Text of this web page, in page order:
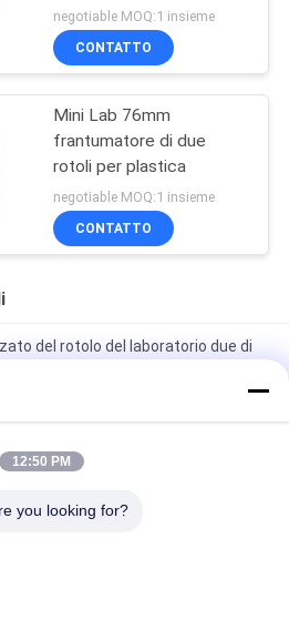
- 400 millimetri
negotiable MOQ:1 insieme
CONTATTO
Mini Lab 76mm
frantumatore di due
rotoli per plastica
negotiable MOQ:1 insieme
CONTATTO
del rotolo del laboratorio due di
due per di plastica e di
per masticare e l'impastamento
12:50 PM
you looking for?